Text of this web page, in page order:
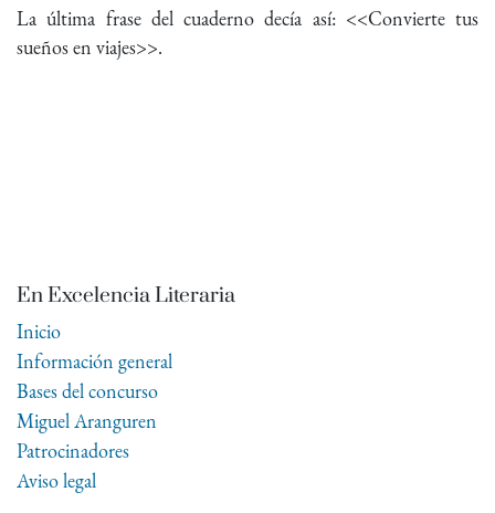
La última frase del cuaderno decía así: <<Convierte tus
sueños en viajes>>.
En Excelencia Literaria
Inicio
Información general
Bases del concurso
Miguel Aranguren
Patrocinadores
Aviso legal